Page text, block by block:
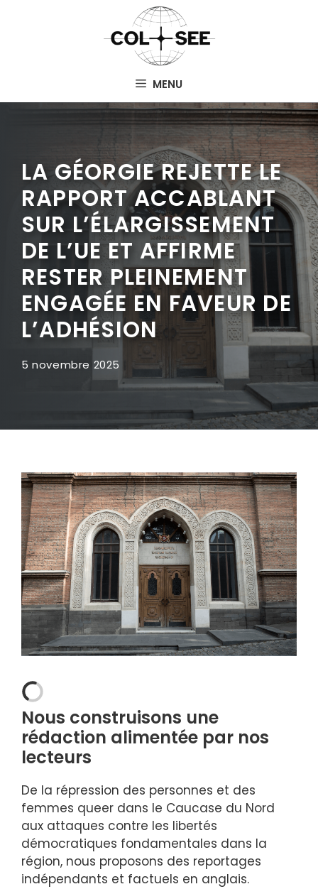
MENU
LA GÉORGIE REJETTE LE
RAPPORT ACCABLANT
SUR L’ÉLARGISSEMENT
DE L’UE ET AFFIRME
RESTER PLEINEMENT
ENGAGÉE EN FAVEUR DE
L’ADHÉSION
5 novembre 2025
Nous construisons une
rédaction alimentée par nos
lecteurs
De la répression des personnes et des
femmes queer dans le Caucase du Nord
aux attaques contre les libertés
démocratiques fondamentales dans la
région, nous proposons des reportages
indépendants et factuels en anglais.